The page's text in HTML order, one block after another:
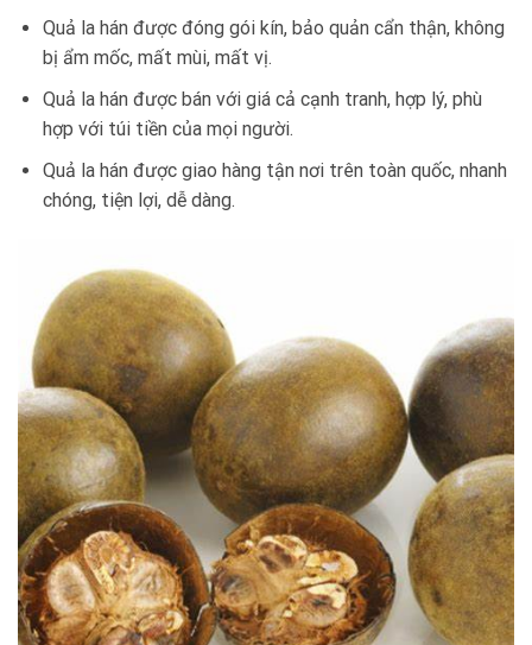
Quả la hán được đóng gói kín, bảo quản cẩn thận, không
bị ẩm mốc, mất mùi, mất vị.
Quả la hán được bán với giá cả cạnh tranh, hợp lý, phù
hợp với túi tiền của mọi người.
Quả la hán được giao hàng tận nơi trên toàn quốc, nhanh
chóng, tiện lợi, dễ dàng.